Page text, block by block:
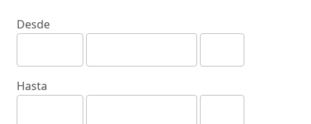
Desde
Hasta